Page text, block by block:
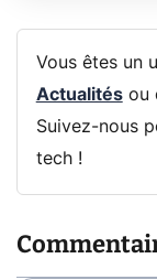
Vous êtes un
Actualitésou
Suivez-nous
tech !